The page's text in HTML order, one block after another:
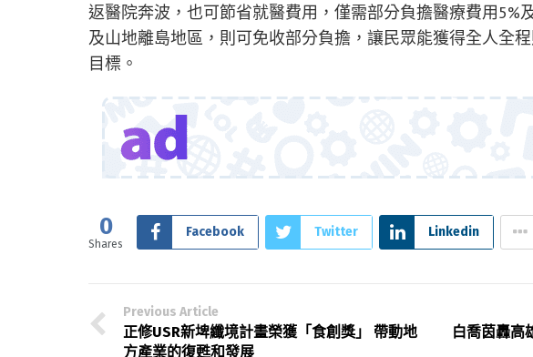
返醫院奔波，也可節省就醫費用，僅需部分負擔醫療費用5%
及山地離島地區，則可免收部分負擔，讓民眾能獲得全人全
目標。
0
Shares
Facebook Twitter Linkedin
Previous Article
正修USR新埤纖境計畫榮獲「食創獎」 帶動地
方產業的復甦和發展
白喬茵轟高